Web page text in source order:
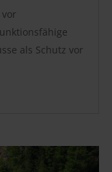
als Schutz vor